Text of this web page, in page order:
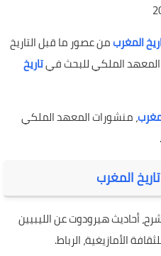
المغربمن عصور ما قبل التاريخ
المعهد الملكي للبحث فيتاريخ
، منشورات المعهد الملكي
تاريخ المغرب
أحاديث هيرودوت عن الليبيين
الأمازيغية، الرباط.